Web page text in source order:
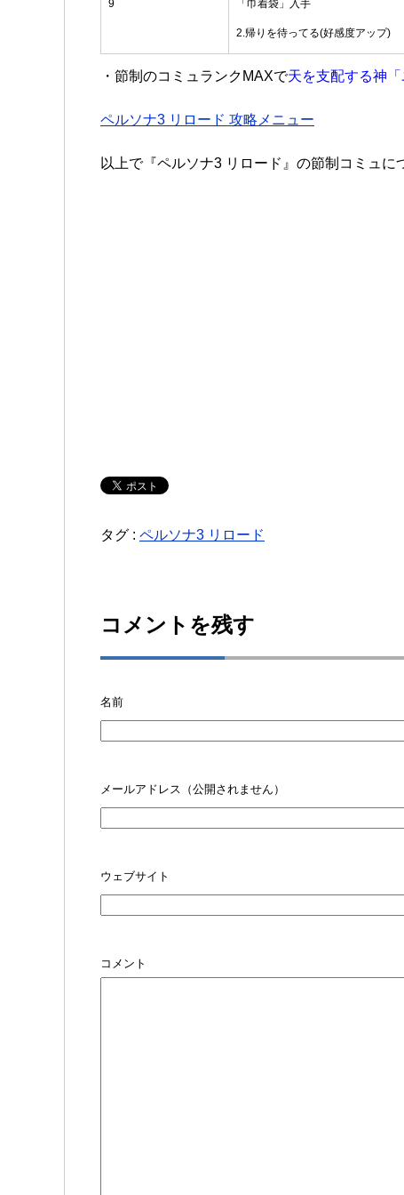
9 「巾着袋」入手
2.帰りを待ってる(好感度アップ)
・節制のコミュランクMAXで天を支配する神「
ペルソナ3 リロード 攻略メニュー
以上で『ペルソナ3 リロード』の節制コミュに
タグ : ペルソナ3 リロード
コメントを残す
名前
メールアドレス（公開されません）
ウェブサイト
コメント